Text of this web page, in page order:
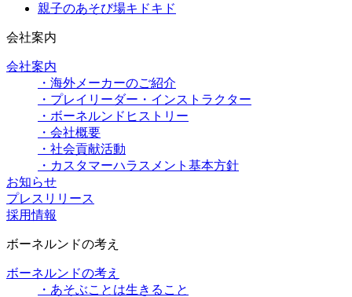
親子のあそび場キドキド
会社案内
会社案内
・海外メーカーのご紹介
・プレイリーダー・インストラクター
・ボーネルンドヒストリー
・会社概要
・社会貢献活動
・カスタマーハラスメント基本方針
お知らせ
プレスリリース
採用情報
ボーネルンドの考え
ボーネルンドの考え
・あそぶことは生きること